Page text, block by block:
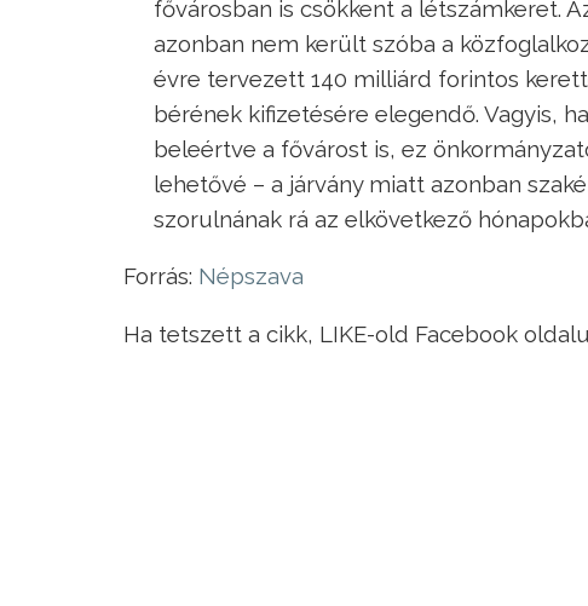
fővárosban is csökkent a létszámkeret.
azonban nem került szóba a
évre tervezett 140 milliárd forintos
bérének kifizetésére elegendő. Vagyis,
beleértve a fővárost is, ez
lehetővé – a járvány miatt azonban
szorulnának rá az elkövetkező
Forrás: Népszava
Ha tetszett a cikk, LIKE-old Facebook